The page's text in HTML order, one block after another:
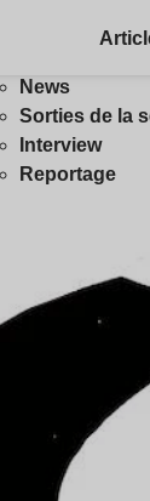
News
Sorties de la
Interview
Reportage